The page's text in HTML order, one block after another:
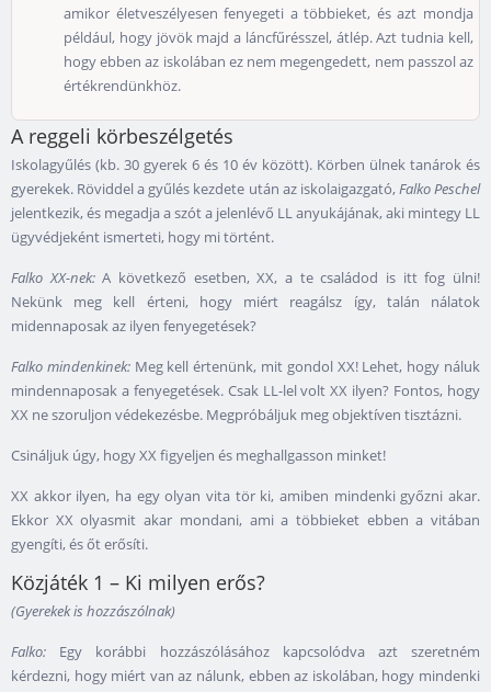
amikor életveszélyesen fenyegeti a többieket, és azt mondja
például, hogy jövök majd a láncfűrésszel, átlép. Azt tudnia kell,
hogy ebben az iskolában ez nem megengedett, nem passzol az
értékrendünkhöz.
A reggeli körbeszélgetés
Iskolagyűlés (kb. 30 gyerek 6 és 10 év között). Körben ülnek tanárok és
gyerekek. Röviddel a gyűlés kezdete után az iskolaigazgató,Falko Peschel
jelentkezik, és megadja a szót a jelenlévő LL anyukájának, aki mintegy LL
ügyvédjeként ismerteti, hogy mi történt.
Falko XX-nek:A következő esetben, XX, a te családod is itt fog ülni!
Nekünk meg kell érteni, hogy miért reagálsz így, talán nálatok
midennaposak az ilyen fenyegetések?
Falko mindenkinek: Meg kell értenünk, mit gondol XX! Lehet, hogy náluk
mindennaposak a fenyegetések. Csak LL-lel volt XX ilyen? Fontos, hogy
XX ne szoruljon védekezésbe. Megpróbáljuk meg objektíven tisztázni.
Csináljuk úgy, hogy XX figyeljen és meghallgasson minket!
XX akkor ilyen, ha egy olyan vita tör ki, amiben mindenki győzni akar.
Ekkor XX olyasmit akar mondani, ami a többieket ebben a vitában
gyengíti, és őt erősíti.
Közjáték 1 – Ki milyen erős?
(Gyerekek is hozzászólnak)
Falko: Egy korábbi hozzászólásához kapcsolódva azt szeretném
kérdezni, hogy miért van az nálunk, ebben az iskolában, hogy mindenki